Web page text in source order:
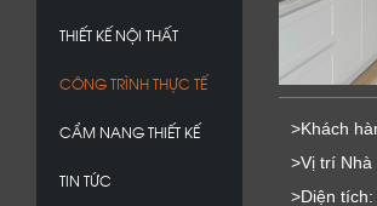
THIẾT KẾ NỘI THẤT
CÔNG TRÌNH THỰC TẾ
CẨM NANG THIẾT KẾ
TIN TỨC
>Khách
>Vị trí Nhà
>Diện